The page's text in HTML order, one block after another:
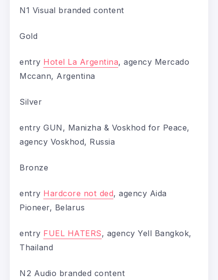
N1 Visual branded content
Gold
entry Hotel La Argentina, agency Mercado
Mccann, Argentina
Silver
entry GUN, Manizha & Voskhod for Peace,
agency Voskhod, Russia
Bronze
entry Hardcore not ded, agency Aida
Pioneer, Belarus
entry FUEL HATERS, agency Yell Bangkok,
Thailand
N2 Audio branded content